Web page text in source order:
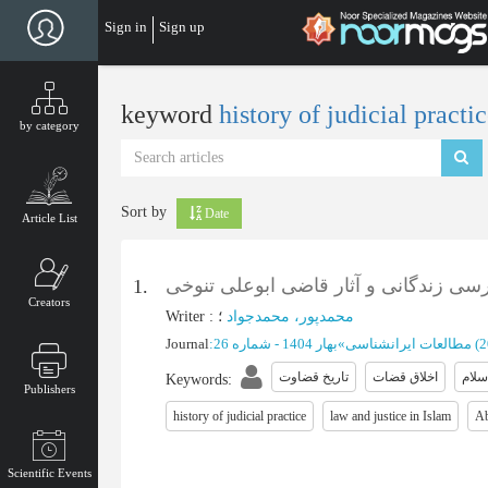
Sign in Sign up
by category
Article List
Creators
Publishers
Scientific Events
keyword history of judicial
Sort by Date
1. زندگانی و آثار قاضی ابوعلی تنوخی
Writer : محمدپور، محمدجواد ؛
Journal: مطالعات ایرانشناسی»بهار 1404 - شماره 26
Keywords: تاریخ قضاوت اخلاق قضات
history of judicial practice law and justice in Islam